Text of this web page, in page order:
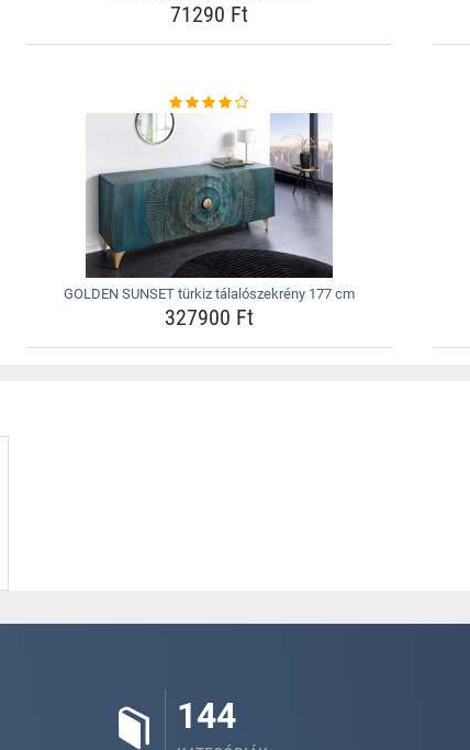
71290 Ft
GOLDEN SUNSET türkiz tálalószekrény 177 cm
327900 Ft
144